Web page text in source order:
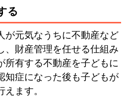
る
が元気なうちに不動産など
、財産管理を任せる仕組み
所有する不動産を子どもに
知症になった後も子どもが
ます。